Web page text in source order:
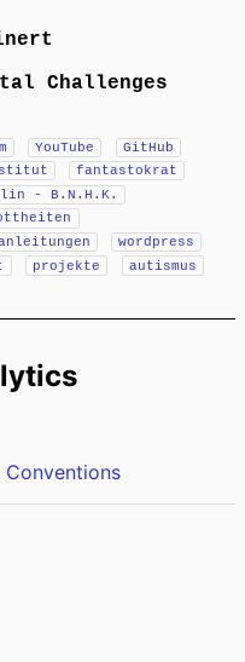
Challenges
YouTube
GitHub
fantastokrat
- B.N.H.K.
wordpress
projekte autismus
Conventions